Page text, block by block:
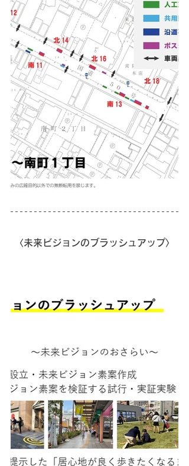
〈未来ビジョンのブラッシュアップ〉